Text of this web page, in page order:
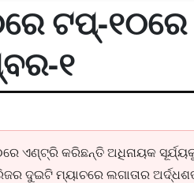
ଟପ୍-
୧
ଏଣ୍ଟ୍ରି କରିଛନ୍ତି ଅଧିନାୟକ
ଦୁଇଟି ମ୍ୟାଚରେ ଲଗାତାର